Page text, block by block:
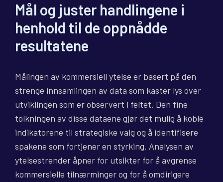
Mål og juster handlingene i
henhold til de oppnådde
resultatene
Målingen av kommersiell ytelse er basert på den
strenge innsamlingen av data som kaster lys over
utviklingen som er observert i feltet. Den fine
tolkningen av disse dataene gjør det mulig å koble
indikatorene til strategiske valg og å identifisere
spakene som fortjener en styrking. Analysen av
ytelsestrender åpner for utsikter for å avgrense
kommersielle tilnærminger og for å omdirigere